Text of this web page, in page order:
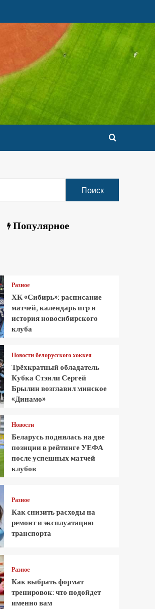
Популярное
Разное
ХК «Сибирь»: расписание
матчей, календарь игр и
история новосибирского
клуба
Новости белорусского хоккея
Трёхкратный обладатель
Кубка Стэнли Сергей
Брылин возглавил минское
«Динамо»
Новости
Беларусь поднялась на две
позиции в рейтинге УЕФА
после успешных матчей
клубов
Разное
Как снизить расходы на
ремонт и эксплуатацию
транспорта
Разное
Как выбрать формат
тренировок: что подойдет
именно вам